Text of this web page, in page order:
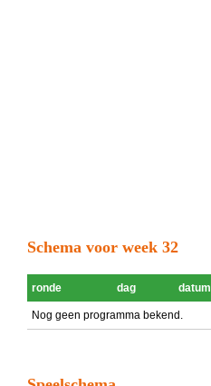
Schema voor week 32
ronde dag datum
Nog geen programma bekend.